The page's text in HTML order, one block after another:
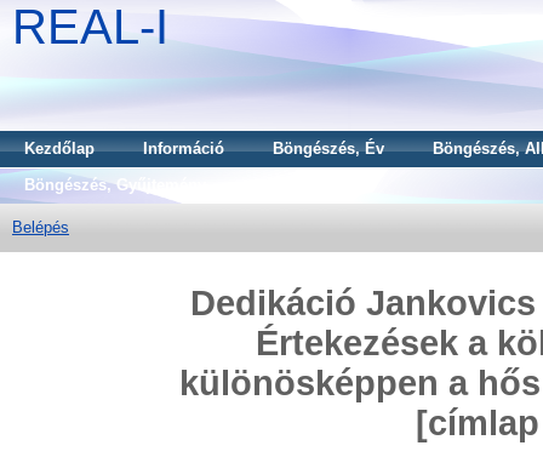
REAL-I
Kezdőlap Információ Böngészés, Év
Böngészés,
Böngészés, Gyűjtemény
Belépés
Dedikáció
Értekezések a
különösképpen a